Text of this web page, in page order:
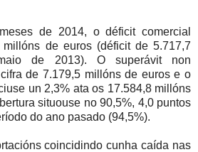
de 2014, o déficit comercial
de euros (déficit de 5.717,7
de 2013). O superávit non
de 7.179,5 millóns de euros e o
un 2,3% ata os 17.584,8 millóns
situouse no 90,5%, 4,0 puntos
do ano pasado (94,5%).
coincidindo cunha caída nas